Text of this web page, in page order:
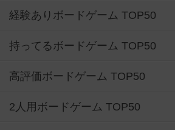
経験ありボードゲーム TOP50
持ってるボードゲーム TOP50
高評価ボードゲーム TOP50
2人用ボードゲーム TOP50